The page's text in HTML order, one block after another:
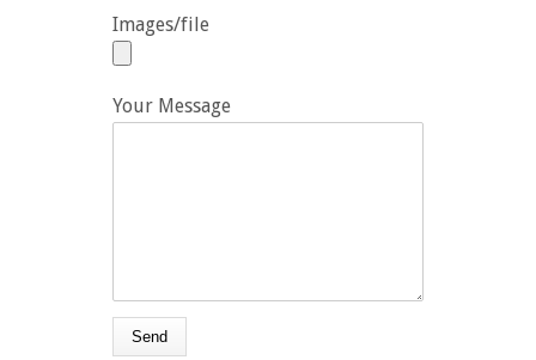
Images/file
Your Message